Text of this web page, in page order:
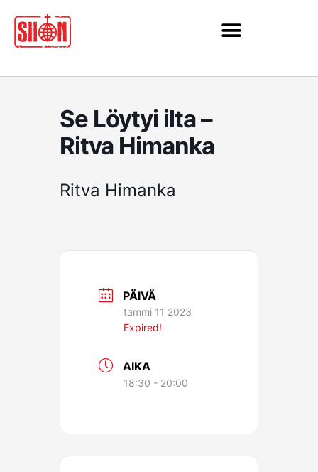
sisältöön
Se Löytyi ilta –
Ritva Himanka
Ritva Himanka
PÄIVÄ
tammi 11 2023
Expired!
AIKA
18:30 - 20:00